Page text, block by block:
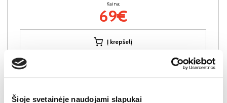
Šioje svetainėje naudojami slapukai
Kaina:
69€
Į krepšelį